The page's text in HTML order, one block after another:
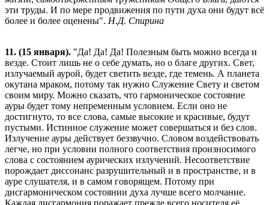
эти труды. И по мере продвижения по пути духа они будут всё
более и более оценены". Н.Д. Спирина
11. (15 января). "Да! Да! Да! Полезным быть можно всегда и
везде. Стоит лишь не о себе думать, но о благе других. Свет,
излучаемый аурой, будет светить везде, где темень. А планета
окутана мраком, потому так нужно Служение Свету и светом
своим миру. Можно сказать, что гармоническое состояние
ауры будет тому непременным условием. Если оно не
достигнуто, то все слова, самые высокие и красивые, будут
пустыми. Истинное служение может совершаться и без слов.
Излучение ауры действует беззвучно. Словом воздействовать
легче, но при условии полного соответствия произносимого
слова с состоянием аурических излучений. Несоответствие
порождает диссонанс разрушительный и в пространстве, и в
ауре слушателя, и в самом говорящем. Потому при
дисгармоническом состоянии духа лучше всего молчание.
Каждая дисгармония поражает прежде всего носителя её.